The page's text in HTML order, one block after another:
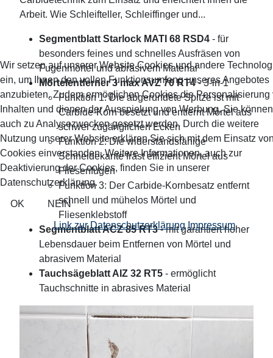
Arbeit. Wie Schleifteller, Schleiffinger und...
Segmentblatt Starlock MATI 68 RSD4 - für
besonders feines und schnelles Ausfräsen von
Fugenmörtel und abrasivem Material
Mörtelentferner 3 max AVZ 70 RT4- 3-in-1
Funktion 1: Die abgerundete Spitze ist mit
Carbide-Korn besetzt und entfernt Mörtel aus
schwer zugänglichen Ecken
Funktion 2: Die widerstandsfähige
Schneidekante fräst effizient Mörtel aus
Fliesenfugen
Funktion 3: Der Carbide-Kornbesatz entfernt
schnell und mühelos Mörtel und
Fliesenklebstoff
Segmentblatt ACZ 85 RT3- mit garantiert hoher
Lebensdauer beim Entfernen von Mörtel und
abrasivem Material
Tauchsägeblatt AIZ 32 RT5 - ermöglicht
Tauchschnitte in abrasives Material
Wir setzen auf unserer Website Cookies und andere
ein, um Ihnen den vollen Funktionsumfang unseres Angebotes
anzubieten. Zudem ermöglichen Cookies die Personalisierung
Inhalten und dienen der Ausspielung von Werbung. Sie können
auch zu Analysezwecken gesetzt werden. Durch die weitere
Nutzung unserer Website erklären Sie sich mit dem Einsatz
Cookies einverstanden. Weitere Informationen, auch zur
Deaktivierung der Cookies, finden Sie in unserer
Datenschutzerklärung.
OK NEIN
Link zur Datenschutzerklärung Impressum